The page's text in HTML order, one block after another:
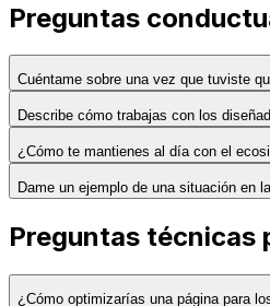
Preguntas
Cuéntame sobre una vez que tuviste
Describe cómo trabajas con los
¿Cómo te mantienes al día con el
Dame un ejemplo de una situación en
Preguntas técnicas
¿Cómo optimizarías una página para